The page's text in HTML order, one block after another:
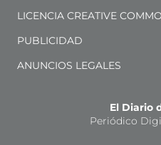
LICENCIA CREATIVE
PUBLICIDAD
ANUNCIOS LEGALES
El Diario
Periódico